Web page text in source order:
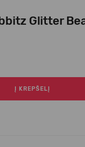
Glitter
Į KREPŠELĮ